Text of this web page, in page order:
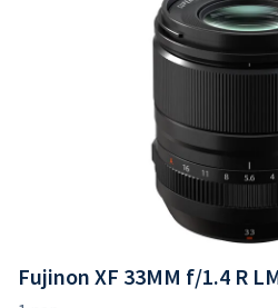
Fujinon XF 33MM f/1.4 R